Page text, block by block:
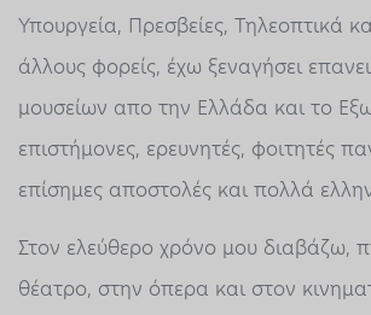
Υπουργεία, Πρεσβείες, Τηλεοπτικά
άλλους φορείς, έχω ξεναγήσει
μουσείων απο την Ελλάδα και το
επιστήμονες, ερευνητές, φοιτητές
επίσημες αποστολές και πολλά
Στον ελεύθερο χρόνο μου διαβάζω,
θέατρο, στην όπερα και στον